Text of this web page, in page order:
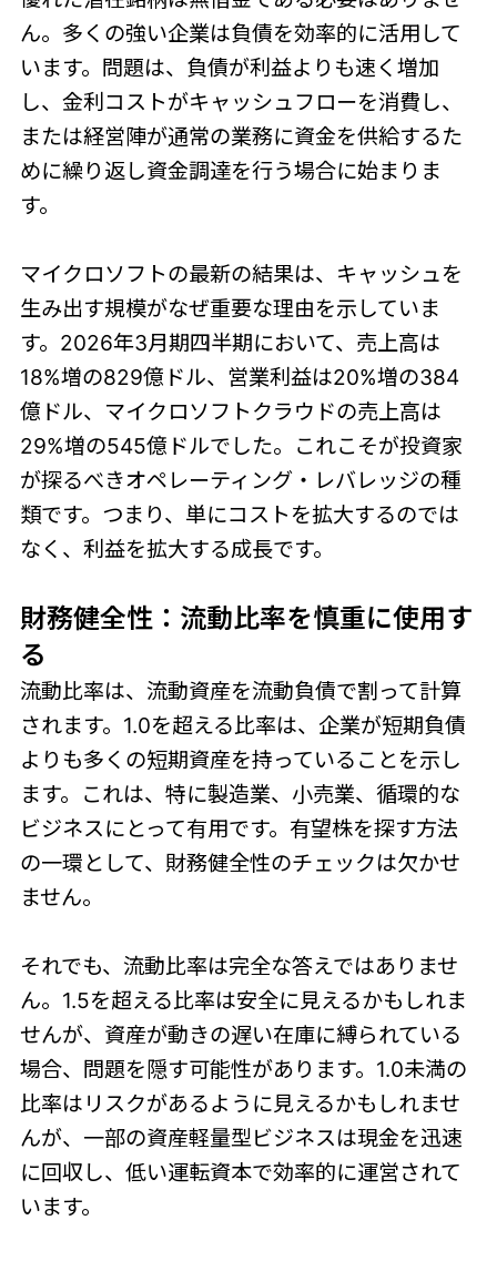
ん。多くの強い企業は負債を効率的に活用して
います。問題は、負債が利益よりも速く増加
し、金利コストがキャッシュフローを消費し、
または経営陣が通常の業務に資金を供給するた
めに繰り返し資金調達を行う場合に始まりま
す。
マイクロソフトの最新の結果は、キャッシュを
生み出す規模がなぜ重要な理由を示していま
す。2026年3月期四半期において、売上高は
18%増の829億ドル、営業利益は20%増の384
億ドル、マイクロソフトクラウドの売上高は
29%増の545億ドルでした。これこそが投資家
が探るべきオペレーティング・レバレッジの種
類です。つまり、単にコストを拡大するのでは
なく、利益を拡大する成長です。
財務健全性：流動比率を慎重に使用す
る
流動比率は、流動資産を流動負債で割って計算
されます。1.0を超える比率は、企業が短期負債
よりも多くの短期資産を持っていることを示し
ます。これは、特に製造業、小売業、循環的な
ビジネスにとって有用です。有望株を探す方法
の一環として、財務健全性のチェックは欠かせ
ません。
それでも、流動比率は完全な答えではありませ
ん。1.5を超える比率は安全に見えるかもしれま
せんが、資産が動きの遅い在庫に縛られている
場合、問題を隠す可能性があります。1.0未満の
比率はリスクがあるように見えるかもしれませ
んが、一部の資産軽量型ビジネスは現金を迅速
に回収し、低い運転資本で効率的に運営されて
います。